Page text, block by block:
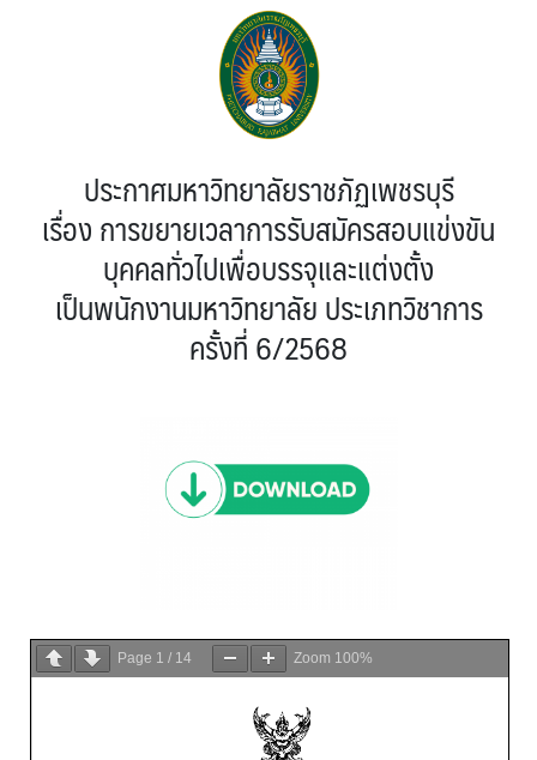
ประกาศมหาวิทยาลัยราชภัฏเพชรบุรี
เรื่อง การขยายเวลาการรับสมัครสอบแข่งขัน
บุคคลทั่วไปเพื่อบรรจุและแต่งตั้ง
เป็นพนักงานมหาวิทยาลัย ประเภทวิชาการ
ครั้งที่ 6/2568
Page 1 / 14 Zoom 100%